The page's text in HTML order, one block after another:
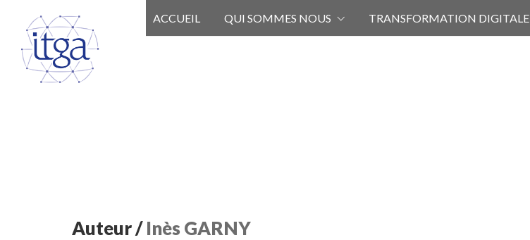
ACCUEIL QUI SOMMES NOUS TRANSFORMATION DIGITALE
Auteur /Inès GARNY